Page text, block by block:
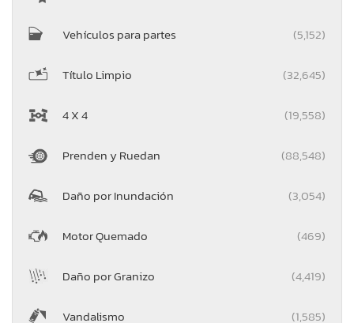
Vehículos para partes (5,152)
Título Limpio (32,645)
4 X 4 (19,558)
Prenden y Ruedan (88,548)
Daño por Inundación (3,054)
Motor Quemado (469)
Daño por Granizo (4,419)
Vandalismo (1,585)